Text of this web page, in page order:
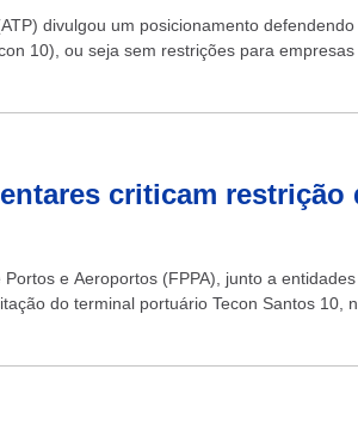
divulgou um posicionamento
10), ou seja sem restrições para empresas
criticam restrição
e Aeroportos (FPPA), junto a
do terminal portuário Tecon Santos 10,